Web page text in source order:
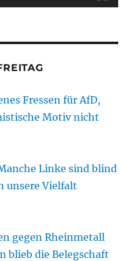
Fressen für AfD,
Motiv nicht
Linke sind blind
unsere Vielfalt
gegen Rheinmetall
blieb die Belegschaft